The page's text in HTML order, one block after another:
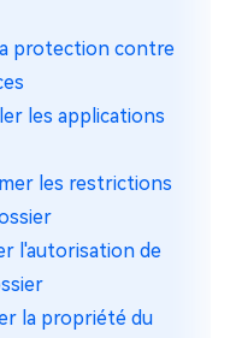
protection contre
les applications
les restrictions
l'autorisation de
la propriété du